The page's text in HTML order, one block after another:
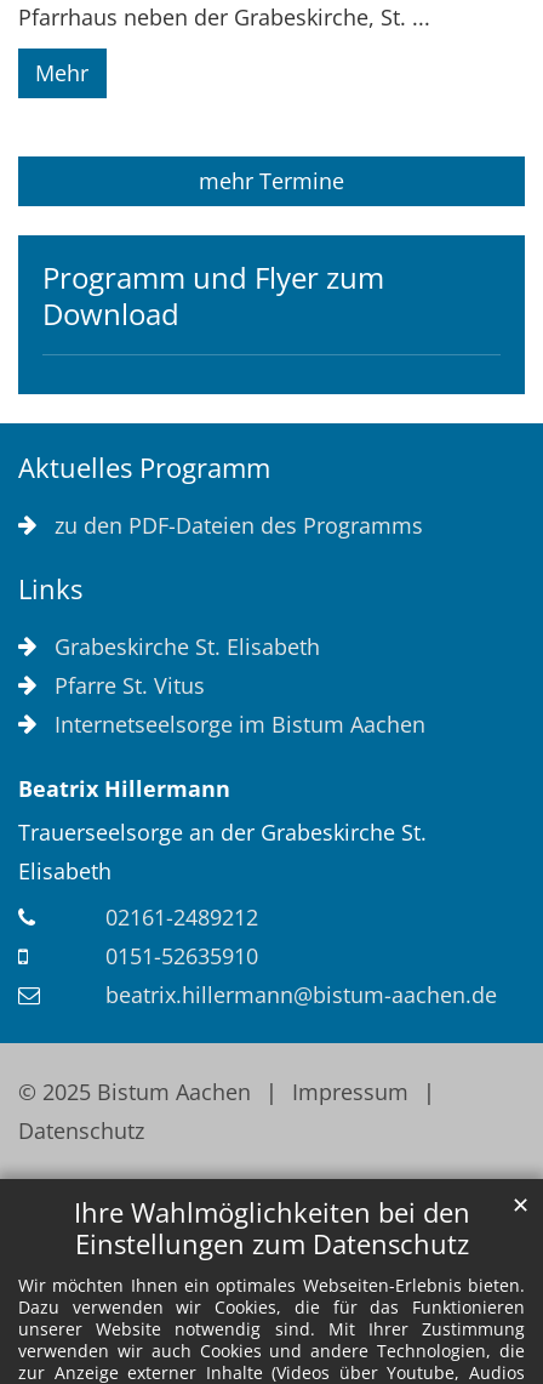
Ihre Wahlmöglichkeiten bei den
Einstellungen zum Datenschutz
Wir möchten Ihnen ein optimales Webseiten-Erlebnis bieten.
Dazu verwenden wir Cookies, die für das Funktionieren
unserer Website notwendig sind. Mit Ihrer Zustimmung
verwenden wir auch Cookies und andere Technologien, die
zur Anzeige externer Inhalte (Videos über Youtube, Audios
✕
Pfarrhaus neben der Grabeskirche, St. ...
Mehr
mehr Termine
Programm und Flyer zum
Download
Aktuelles Programm
zu den PDF-Dateien des Programms
Links
Grabeskirche St. Elisabeth
Pfarre St. Vitus
Internetseelsorge im Bistum Aachen
Beatrix Hillermann
Trauerseelsorge an der Grabeskirche St.
Elisabeth
02161-2489212
0151-52635910
beatrix.hillermann@bistum-aachen.de
© 2025 Bistum Aachen
Impressum
Datenschutz